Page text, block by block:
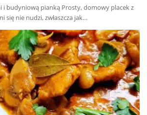
i budyniową pianką Prosty, domowy placek z
się nie nudzi, zwłaszcza jak…